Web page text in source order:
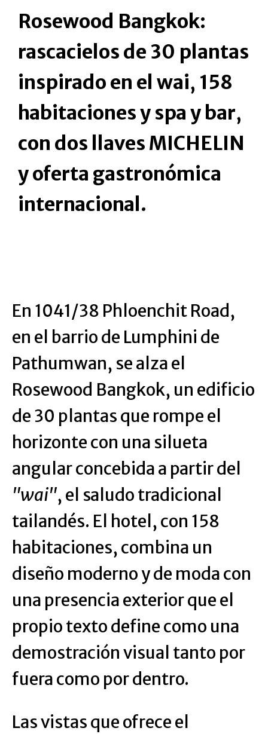
Rosewood Bangkok:
rascacielos de 30 plantas
inspirado en el wai, 158
habitaciones y spa y bar,
con dos llaves MICHELIN
y oferta gastronómica
internacional.
En 1041/38 Phloenchit Road,
en el barrio de Lumphini de
Pathumwan, se alza el
Rosewood Bangkok, un edificio
de 30 plantas que rompe el
horizonte con una silueta
angular concebida a partir del
"wai", el saludo tradicional
tailandés. El hotel, con 158
habitaciones, combina un
diseño moderno y de moda con
una presencia exterior que el
propio texto define como una
demostración visual tanto por
fuera como por dentro.
Las vistas que ofrece el